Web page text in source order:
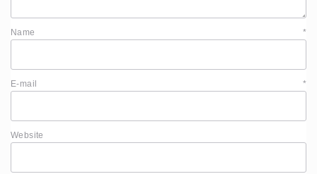
Name *
E-mail *
Website